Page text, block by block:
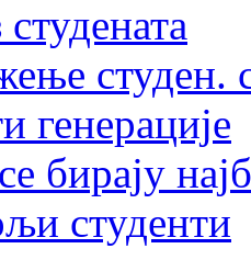
студен.
генерације
бирају
студенти